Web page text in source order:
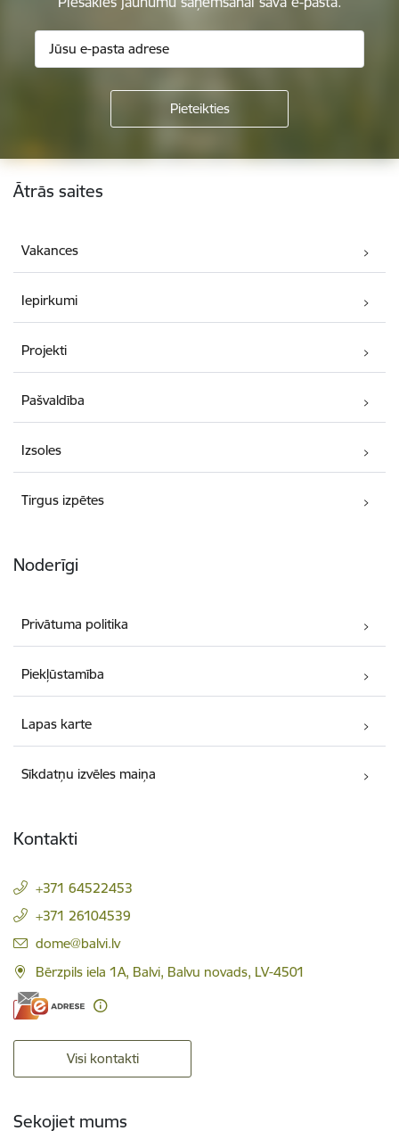
Kājene
Ātrās saites
Vakances
Iepirkumi
Projekti
Pašvaldība
Izsoles
Tirgus izpētes
Noderīgi
Privātuma politika
Piekļūstamība
Lapas karte
Sīkdatņu izvēles maiņa
Kontakti
+371 64522453
+371 26104539
E-pasts:
dome@balvi.lv
Bērzpils iela 1A, Balvi, Balvu novads, LV-4501
Visi kontakti
Sekojiet mums